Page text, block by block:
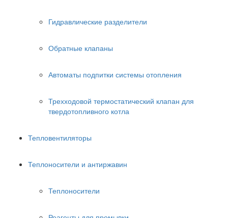
Гидравлические разделители
Обратные клапаны
Автоматы подпитки системы отопления
Трехходовой термостатический клапан для
твердотопливного котла
Тепловентиляторы
Теплоносители и антиржавин
Теплоносители